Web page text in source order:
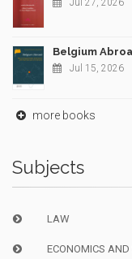
Jul 27, 2026
Belgium
Jul 15, 2026
more books
Subjects
LAW
ECONOMICS AND